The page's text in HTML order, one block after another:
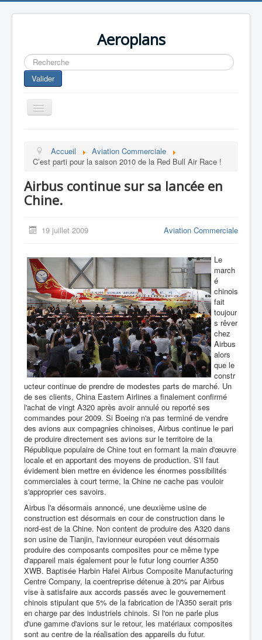
Aeroplans
Rechercher
Valider
Toggle
Navigation
Aviation Commerciale
Aviation Militaire
Drones
Accueil
Aviation Commerciale
C’est parti pour la saison 2010 de la Red Bull Air Race !
Airbus continue sur sa lancée en
Chine.
19 juillet 2009 Aviation Commerciale
Le
march
é
chinois
fait
toujour
s rêver
chez
Airbus
alors
que le
constr
ucteur continue de prendre de modestes parts de marché. Un
de ses clients, China Eastern Airlines a finalement confirmé
l'achat de vingt A320 après avoir annulé ou reporté ses
commandes pour 2009. Si Boeing n'a pas terminé de vendre
des avions aux compagnies chinoises, Airbus continue le pari
de produire directement ses avions sur le territoire de la
République populaire de Chine tout en formant la main d'œuvre
locale et en apportant des moyens de production. S'il faut
évidement bien mettre en évidence les énormes possibilités
commerciales à court terme, la Chine ne cache pas vouloir
s'approprier ces savoirs.
Airbus l'a désormais annoncé, une deuxième usine de
construction est désormais en cour de construction dans le
nord-est de la Chine. Non content de produire des A320 dans
son usine de Tianjin, l'avionneur européen veut désormais
produire des composants composites pour ce même type
d'appareil mais également pour le futur long courrier A350
XWB. Baptisée Harbin Hafei Airbus Composite Manufacturing
Centre Company, la coentreprise détenue à 20% par Airbus
vise à satisfaire aux accords passés avec le gouvernement
chinois stipulant que 5% de la fabrication de l'A350 serait pris
en charge par des industriels chinois. Si l'on ne parle plus
d'une gamme d'avions sur le retour, les matériaux composites
sont au centre de la réalisation des appareils du futur.